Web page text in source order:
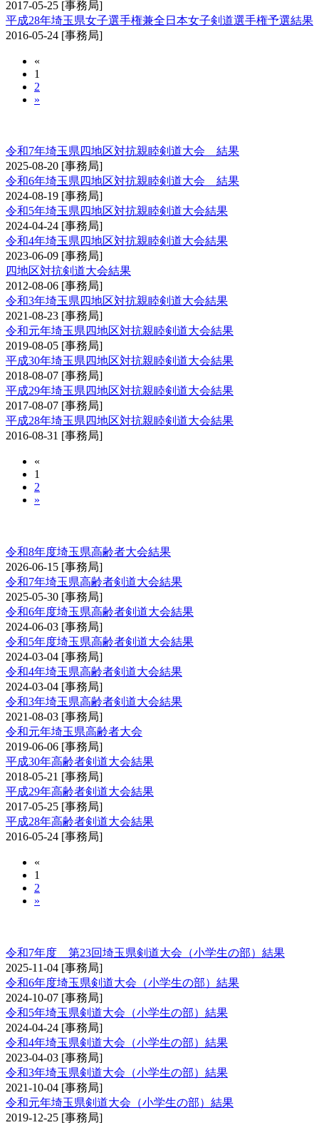
2017-05-25 [事務局]
平成28年埼玉県女子選手権兼全日本女子剣道選手権予選結果
2016-05-24 [事務局]
«
1
2
»
令和7年埼玉県四地区対抗親睦剣道大会 結果
2025-08-20 [事務局]
令和6年埼玉県四地区対抗親睦剣道大会 結果
2024-08-19 [事務局]
令和5年埼玉県四地区対抗親睦剣道大会結果
2024-04-24 [事務局]
令和4年埼玉県四地区対抗親睦剣道大会結果
2023-06-09 [事務局]
四地区対抗剣道大会結果
2012-08-06 [事務局]
令和3年埼玉県四地区対抗親睦剣道大会結果
2021-08-23 [事務局]
令和元年埼玉県四地区対抗親睦剣道大会結果
2019-08-05 [事務局]
平成30年埼玉県四地区対抗親睦剣道大会結果
2018-08-07 [事務局]
平成29年埼玉県四地区対抗親睦剣道大会結果
2017-08-07 [事務局]
平成28年埼玉県四地区対抗親睦剣道大会結果
2016-08-31 [事務局]
«
1
2
»
令和8年度埼玉県高齢者大会結果
2026-06-15 [事務局]
令和7年埼玉県高齢者剣道大会結果
2025-05-30 [事務局]
令和6年度埼玉県高齢者剣道大会結果
2024-06-03 [事務局]
令和5年度埼玉県高齢者剣道大会結果
2024-03-04 [事務局]
令和4年埼玉県高齢者剣道大会結果
2024-03-04 [事務局]
令和3年埼玉県高齢者剣道大会結果
2021-08-03 [事務局]
令和元年埼玉県高齢者大会
2019-06-06 [事務局]
平成30年高齢者剣道大会結果
2018-05-21 [事務局]
平成29年高齢者剣道大会結果
2017-05-25 [事務局]
平成28年高齢者剣道大会結果
2016-05-24 [事務局]
«
1
2
»
令和7年度 第23回埼玉県剣道大会（小学生の部）結果
2025-11-04 [事務局]
令和6年度埼玉県剣道大会（小学生の部）結果
2024-10-07 [事務局]
令和5年埼玉県剣道大会（小学生の部）結果
2024-04-24 [事務局]
令和4年埼玉県剣道大会（小学生の部）結果
2023-04-03 [事務局]
令和3年埼玉県剣道大会（小学生の部）結果
2021-10-04 [事務局]
令和元年埼玉県剣道大会（小学生の部）結果
2019-12-25 [事務局]